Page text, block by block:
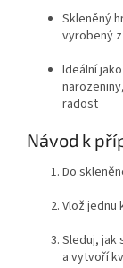
Skleněný
vyrobený
Ideální
radost
Návod k
Do
Vlož jednu
Sleduj, jak
a vytvoří